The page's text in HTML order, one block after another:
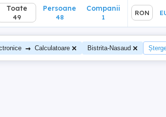
Toate
49
Persoane
48
Companii
1
RON
→ Calculatoare Bistrita-Nasaud